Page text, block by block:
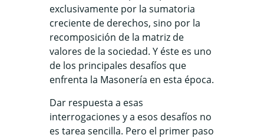
exclusivamente por la sumatoria
creciente de derechos, sino por la
recomposición de la matriz de
valores de la sociedad. Y éste es uno
de los principales desafíos que
enfrenta la Masonería en esta época.
Dar respuesta a esas
interrogaciones y a esos desafíos no
es tarea sencilla. Pero el primer paso